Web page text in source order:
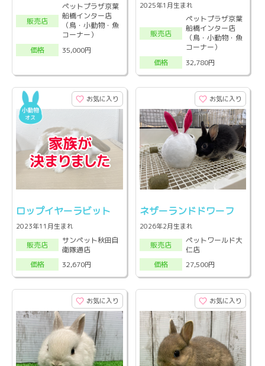
販売店
ペットプラザ京葉
船橋インター店
（鳥・小動物・魚
コーナー）
価格
35,000円
2025年1月生まれ
販売店
ペットプラザ京葉
船橋インター店
（鳥・小動物・魚
コーナー）
価格
32,780円
お気に入り
ロップイヤーラビット
2023年11月生まれ
販売店
サンペット秋田自
衛隊通店
価格
32,670円
お気に入り
ネザーランドドワーフ
2026年2月生まれ
販売店
ペットワールド大
仁店
価格
27,500円
お気に入り お気に入り